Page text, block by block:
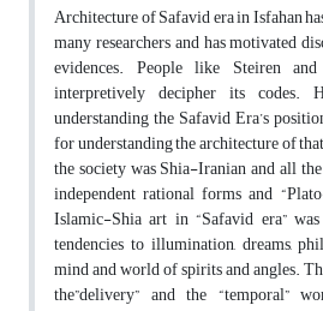
Architecture of Safavid era in Isfahan
many researchers and has motivated
evidences. People like Steiren
interpretively decipher its codes.
understanding the Safavid Era’s
for understanding the architecture of
the society was Shia-Iranian and all
independent rational forms and
Islamic-Shia art in “Safavid era”
tendencies to illumination, dreams,
mind and world of spirits and angles.
the”delivery” and the “temporal”